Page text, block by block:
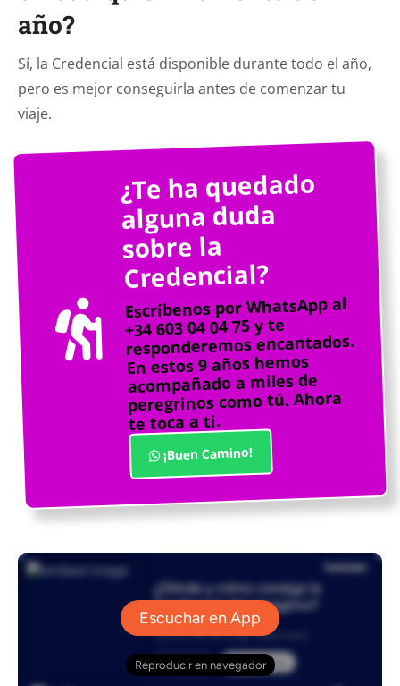
año?
Sí, la Credencial está disponible durante todo el año,
pero es mejor conseguirla antes de comenzar tu
viaje.
¿Te ha quedado
alguna duda
sobre la
Credencial?
Escríbenos por WhatsApp al
+34 603 04 04 75 y te
responderemos encantados.
En estos 9 años hemos
acompañado a miles de
peregrinos como tú. Ahora
te toca a ti.
¡Buen Camino!